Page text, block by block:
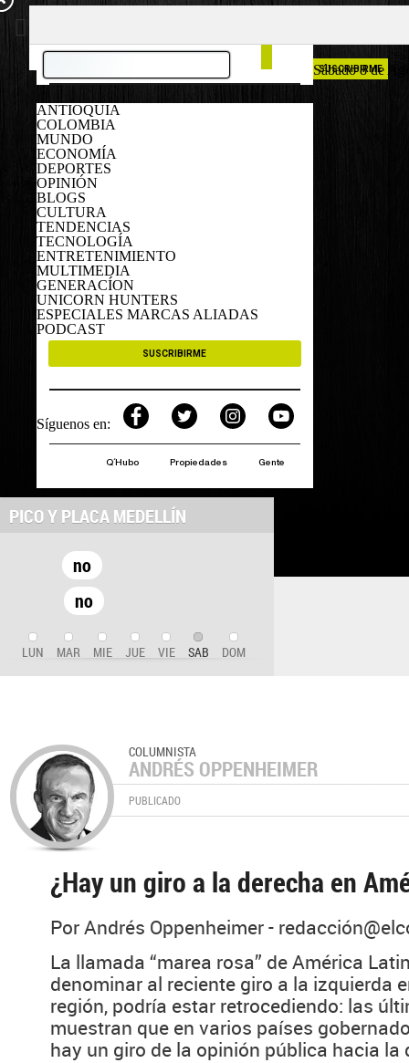
ANTIOQUIA
COLOMBIA
MUNDO
ECONOMÍA
DEPORTES
OPINIÓN
BLOGS
CULTURA
TENDENCIAS
TECNOLOGÍA
ENTRETENIMIENTO
MULTIMEDIA
GENERACÍON
UNICORN HUNTERS
ESPECIALES MARCAS ALIADAS
PODCAST
SUSCRIBIRME
Síguenos en:
Q´Hubo Propiedades Gente
Sábado 8 de
SUSCRIBIRME
PICO Y PLACA MEDELLÍN
no
no
LUN MAR MIE JUE VIE SAB DOM
COLUMNISTA
ANDRÉS OPPENHEIMER
PUBLICADO
¿Hay un giro a la derecha en
Por Andrés Oppenheimer -
La llamada “marea rosa” de América
denominar al reciente giro a la izquierda
región, podría estar retrocediendo: las
muestran que en varios países
hay un giro de la opinión pública hacia la